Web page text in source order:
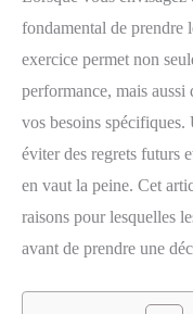
fondamental de prendre
exercice permet non
performance, mais
vos besoins spécifiques.
éviter des regrets futurs
en vaut la peine. Cet
raisons pour lesquelles
avant de prendre une